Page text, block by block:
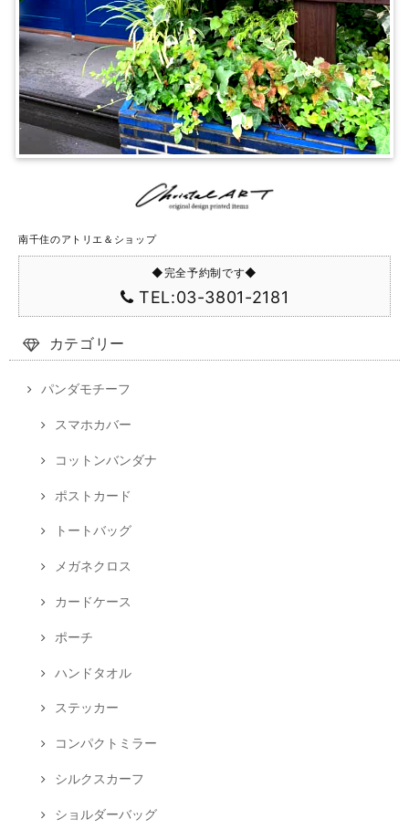
南千住のアトリエ＆ショップ
◆完全予約制です◆
TEL:03-3801-2181
カテゴリー
パンダモチーフ
スマホカバー
コットンバンダナ
ポストカード
トートバッグ
メガネクロス
カードケース
ポーチ
ハンドタオル
ステッカー
コンパクトミラー
シルクスカーフ
ショルダーバッグ